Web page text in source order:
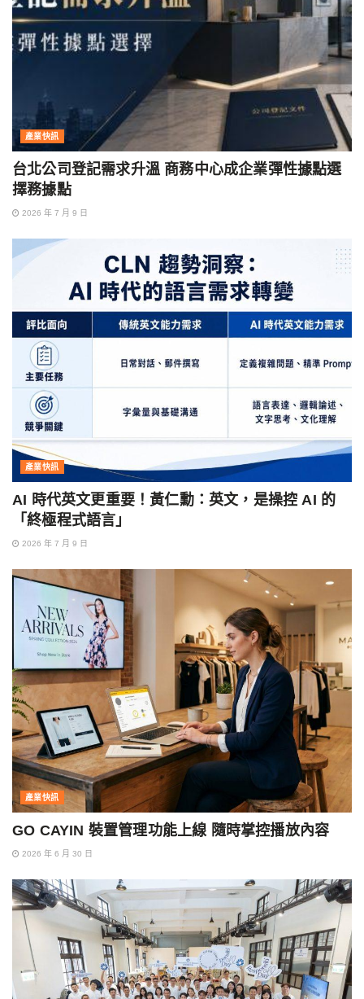
產業快訊
台北公司登記需求升溫 商務中心成企業彈性據點選
擇務據點
2026 年 7 月 9 日
產業快訊
AI 時代英文更重要！黃仁勳：英文，是操控 AI 的
「終極程式語言」
2026 年 7 月 9 日
產業快訊
GO CAYIN 裝置管理功能上線 隨時掌控播放內容
2026 年 6 月 30 日